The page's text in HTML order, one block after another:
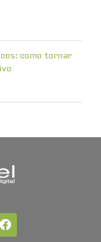
como tornar